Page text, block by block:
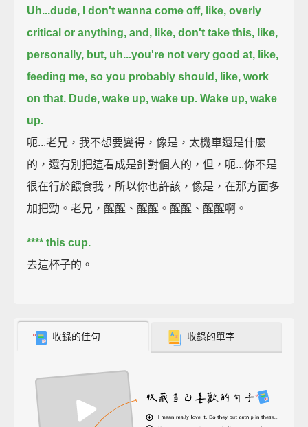
Uh...dude, I don't wanna come off, like, overly
critical or anything, and, like, don't take this, like,
personally, but, uh...you're not very good at, like,
feeding me, so you probably should, like, work
on that. Dude, wake up, wake up. Wake up, wake
up.
呃...老兄，我不想要變得，像是，太機車還是什麼
的，還有別把這看成是針對個人的，但，呃...你不是
很在行於餵食我，所以你也許該，像是，在那方面多
加把勁。老兄，醒醒、醒醒。醒醒、醒醒啊。
**** this cup.
去這杯子的。
收錄的佳句 收錄的單字